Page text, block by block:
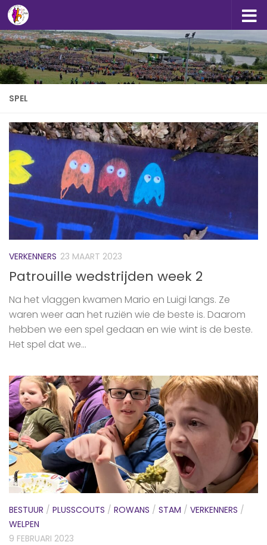
Doorgaan naar inhoud
SPEL
VERKENNERS 23 MAART 2023
Patrouille wedstrijden week 2
Na het vlaggen kwamen Mario en Luigi langs. Ze
waren weer aan het ruziën wie de beste is. Daarom
hebben we een spel gedaan en wie wint is de beste.
Het spel dat we...
BESTUUR / PLUSSCOUTS / ROWANS / STAM / VERKENNERS /
WELPEN
9 FEBRUARI 2023